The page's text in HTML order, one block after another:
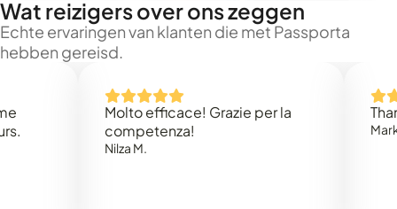
Wat reizigers over ons zeggen
Echte ervaringen van klanten die met Passporta
hebben gereisd.
Molto efficace! Grazie per la
competenza!
Thank